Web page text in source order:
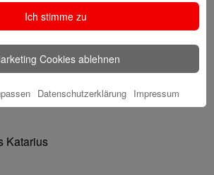
Käckenmester
Katarius
Ich stimme zu
Cookies ablehnen
Datenschutzerklärung Impressum